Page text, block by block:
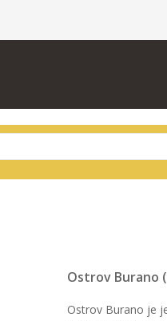
Ostrov Burano
Ostrov Burano je